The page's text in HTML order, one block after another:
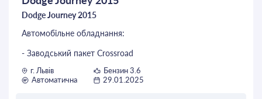
Dodge Journey 2015
Автомобільне обладнання:
- Заводський пакет Crossroad
- Тоноване скло
г. Львів
Бензин 3.6
Автоматична
29.01.2025